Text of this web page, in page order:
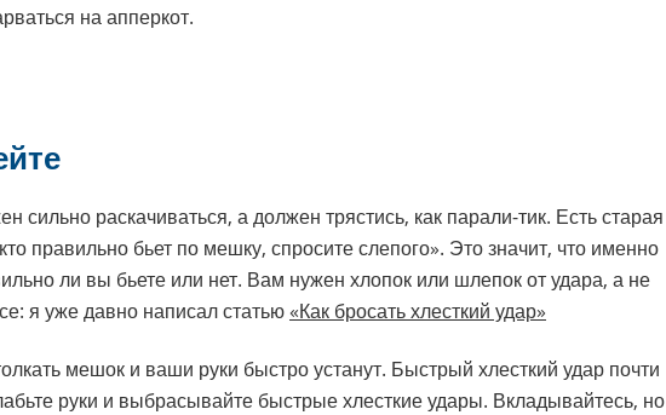
на апперкот.
раскачиваться, а должен трястись, как парали-тик. Есть старая
правильно бьет по мешку, спросите слепого». Это значит, что именно
ли вы бьете или нет. Вам нужен хлопок или шлепок от удара, а не
я уже давно написал статью «Как бросать хлесткий удар»
мешок и ваши руки быстро устанут. Быстрый хлесткий удар почти
руки и выбрасывайте быстрые хлесткие удары. Вкладывайтесь, но